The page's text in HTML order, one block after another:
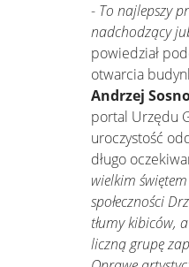
- To najlepszy
nadchodzący
powiedział
otwarcia
Andrzej
portal Urzędu
uroczystość
długo
wielkim świętem
społeczności
tłumy kibiców,
liczną grupę